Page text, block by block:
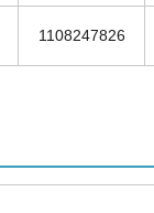
1108247826